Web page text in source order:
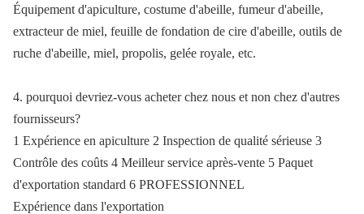
Équipement d'apiculture, costume d'abeille, fumeur d'abeille,
extracteur de miel, feuille de fondation de cire d'abeille, outils de
ruche d'abeille, miel, propolis, gelée royale, etc.
4. pourquoi devriez-vous acheter chez nous et non chez d'autres
fournisseurs?
1 Expérience en apiculture 2 Inspection de qualité sérieuse 3
Contrôle des coûts 4 Meilleur service après-vente 5 Paquet
d'exportation standard 6 PROFESSIONNEL
Expérience dans l'exportation